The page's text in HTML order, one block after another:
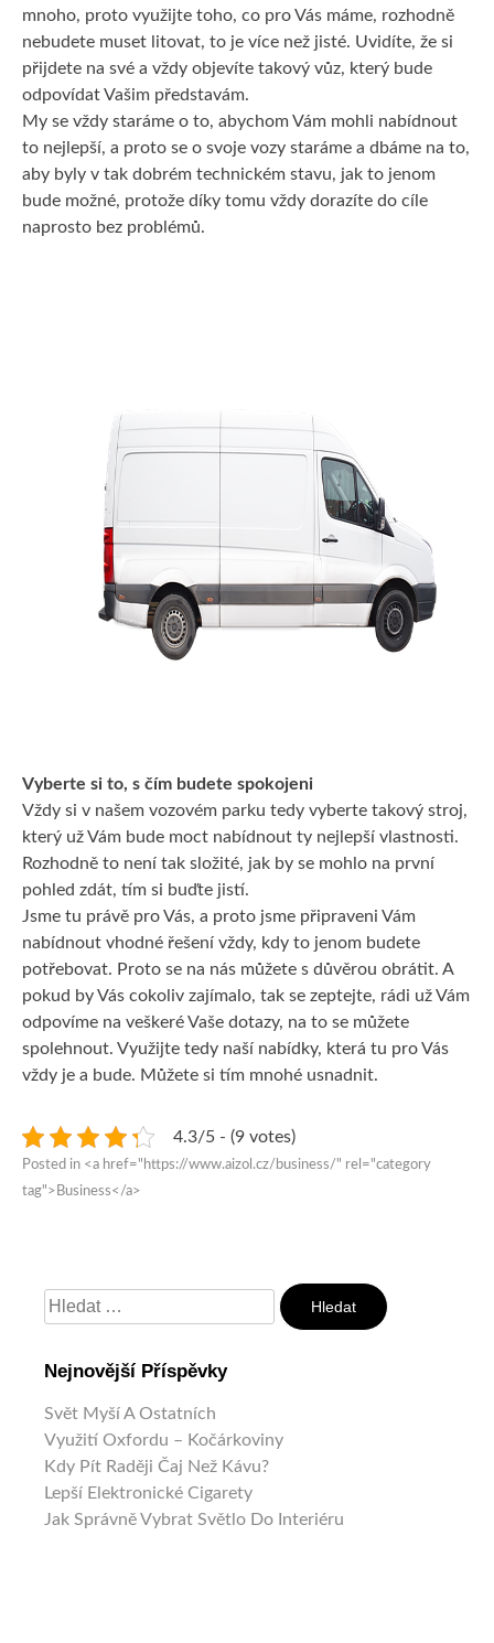
mnoho, proto využijte toho, co pro Vás máme, rozhodně
nebudete muset litovat, to je více než jisté. Uvidíte, že si
přijdete na své a vždy objevíte takový vůz, který bude
odpovídat Vašim představám.
My se vždy staráme o to, abychom Vám mohli nabídnout
to nejlepší, a proto se o svoje vozy staráme a dbáme na to,
aby byly v tak dobrém technickém stavu, jak to jenom
bude možné, protože díky tomu vždy dorazíte do cíle
naprosto bez problémů.
Vyberte si to, s čím budete spokojeni
Vždy si v našem vozovém parku tedy vyberte takový stroj,
který už Vám bude moct nabídnout ty nejlepší vlastnosti.
Rozhodně to není tak složité, jak by se mohlo na první
pohled zdát, tím si buďte jistí.
Jsme tu právě pro Vás, a proto jsme připraveni Vám
nabídnout vhodné řešení vždy, kdy to jenom budete
potřebovat. Proto se na nás můžete s důvěrou obrátit. A
pokud by Vás cokoliv zajímalo, tak se zeptejte, rádi už Vám
odpovíme na veškeré Vaše dotazy, na to se můžete
spolehnout. Využijte tedy naší nabídky, která tu pro Vás
vždy je a bude. Můžete si tím mnohé usnadnit.
4.3/5 - (9 votes)
Posted in <a href="https://www.aizol.cz/business/" rel="category
tag">Business</a>
Vyhledávání
Nejnovější Příspěvky
Svět Myší A Ostatních
Využití Oxfordu – Kočárkoviny
Kdy Pít Raději Čaj Než Kávu?
Lepší Elektronické Cigarety
Jak Správně Vybrat Světlo Do Interiéru